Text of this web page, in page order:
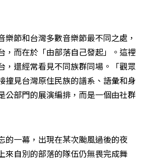
樂節和台灣多數音樂節最不同之處，
，而在於「由部落自己發起」。這裡
，還經常看見不同族群同場。「觀眾
撞見台灣原住民族的譜系、語彙和身
公部門的展演編排，而是一個由社群
的一幕，出現在某次颱風過後的夜
來自別的部落的隊伍仍無畏完成舞